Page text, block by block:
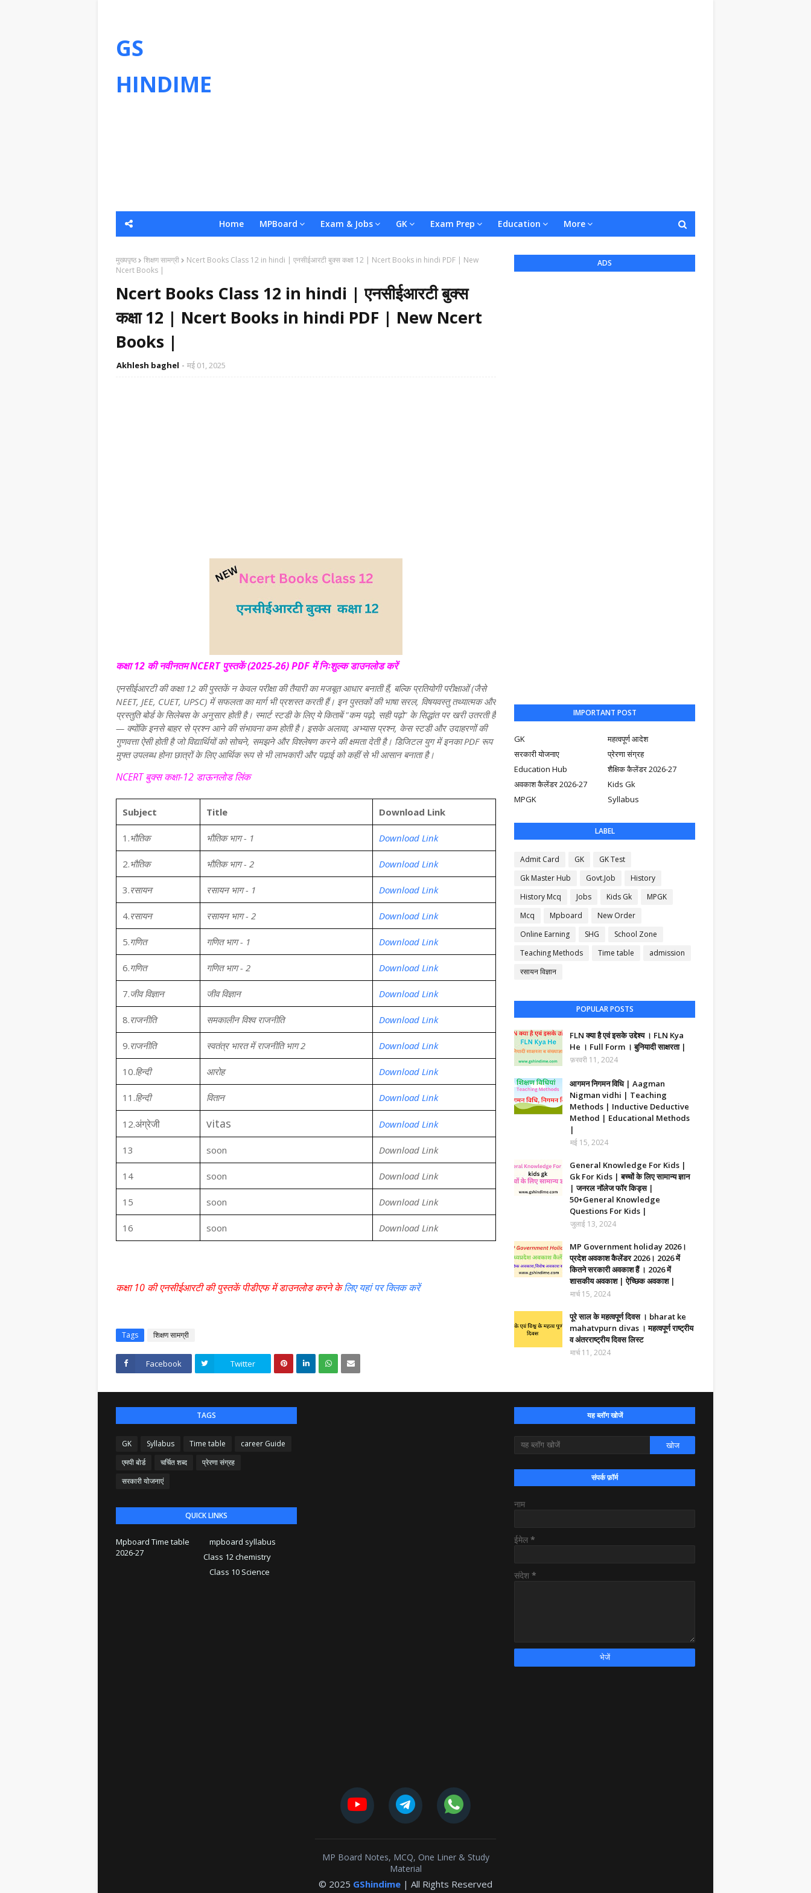
GS
HINDIME
Home MPBoard Exam & Jobs GK Exam Prep Education More
मुख्यपृष्ठ शिक्षण सामग्री
Ncert Books Class 12 in hindi | एनसीईआरटी बुक्स कक्षा 12 | Ncert Books in hindi PDF | New
Ncert Books |
Ncert Books Class 12 in hindi | एनसीईआरटी बुक्स
कक्षा 12 | Ncert Books in hindi PDF | New Ncert
Books |
Akhlesh baghel मई 01, 2025
कक्षा 12 की नवीनतम NCERT पुस्तकें (2025-26) PDF में निःशुल्क डाउनलोड करें
एनसीईआरटी की कक्षा 12 की पुस्तकें न केवल परीक्षा की तैयारी का मजबूत आधार बनाती हैं, बल्कि प्रतियोगी परीक्षाओं (जैसे
NEET, JEE, CUET, UPSC) में सफलता का मार्ग भी प्रशस्त करती हैं। इन पुस्तकों की भाषा सरल, विषयवस्तु तथ्यात्मक और
प्रस्तुति बोर्ड के सिलेबस के अनुसार होती है। स्मार्ट स्टडी के लिए ये किताबें "कम पढ़ो, सही पढ़ो" के सिद्धांत पर खरी उतरती हैं
— क्योंकि इनसे बाहर से प्रश्न आने की संभावना कम होती है। इसके अलावा, अभ्यास प्रश्न, केस स्टडी और उदाहरणों की
गुणवत्ता ऐसी होती है जो विद्यार्थियों को सोचने, समझने और विश्लेषण करने की क्षमता देती है। डिजिटल युग में इनका PDF रूप
मुफ्त उपलब्ध होना छात्रों के लिए आर्थिक रूप से भी लाभकारी और पढ़ाई को कहीं से भी आसान बनाता है।
NCERT बुक्स कक्षा-12 डाऊनलोड लिंक
Subject Title Download Link
1.भौतिक भौतिक भाग - 1 Download Link
2.भौतिक भौतिक भाग - 2 Download Link
3.रसायन रसायन भाग - 1 Download Link
4.रसायन रसायन भाग - 2 Download Link
5.गणित गणित भाग - 1 Download Link
6.गणित गणित भाग - 2 Download Link
7.जीव विज्ञान जीव विज्ञान Download Link
8.राजनीति समकालीन विश्व राजनीति Download Link
9.राजनीति स्वतंत्र भारत में राजनीति भाग 2 Download Link
10.हिन्दी आरोह Download Link
11.हिन्दी वितान Download Link
12.अंग्रेजी vitas Download Link
13 soon Download Link
14 soon Download Link
15 soon Download Link
16 soon Download Link
कक्षा 10 की एनसीईआरटी की पुस्तकें पीडीएफ में डाउनलोड करने के लिए यहां पर क्लिक करें
Tags शिक्षण सामग्री
Facebook Twitter
ADS
IMPORTANT POST
GK
महत्वपूर्ण आदेश
सरकारी योजनाए
प्रेरणा संग्रह
Education Hub
शैक्षिक कैलेंडर 2026-27
अवकाश कैलेंडर 2026-27
Kids Gk
MPGK
Syllabus
LABEL
Admit Card GK
GK Test
Gk Master Hub
Govt.Job
History
History Mcq
Jobs Kids Gk
MPGK
Mcq
Mpboard
New Order
Online Earning
SHG
School Zone
Teaching Methods
Time table
admission
रसायन विज्ञान
POPULAR POSTS
FLN क्या है एवं इसके उद्देश्य । FLN Kya
He । Full Form । बुनियादी साक्षरता |
फ़रवरी 11, 2024
आगमन निगमन विधि | Aagman
Nigman vidhi | Teaching
Methods | Inductive Deductive
Method | Educational Methods
|
मई 15, 2024
General Knowledge For Kids |
Gk For Kids | बच्चों के लिए सामान्य ज्ञान
| जनरल नॉलेज फॉर किड्स |
50+General Knowledge
Questions For Kids |
जुलाई 13, 2024
MP Government holiday 2026।
प्रदेश अवकाश कैलेंडर 2026। 2026 में
कितने सरकारी अवकाश हैं । 2026 में
शासकीय अवकाश | ऐच्छिक अवकाश |
मार्च 15, 2024
पूरे साल के महत्वपूर्ण दिवस । bharat ke
mahatvpurn divas । महत्वपूर्ण राष्ट्रीय
व अंतरराष्ट्रीय दिवस लिस्ट
मार्च 11, 2024
TAGS
GK Syllabus Time table
career Guide
एमपी बोर्ड
चर्चित शब्द
प्रेरणा संग्रह
सरकारी योजनाएं
QUICK LINKS
Mpboard Time table
2026-27
mpboard syllabus
Class 12 chemistry
Class 10 Science
MP Board Notes, MCQ, One Liner & Study
Material
© 2025 GShindime | All Rights Reserved
यह ब्लॉग खोजें
संपर्क फ़ॉर्म
नाम
ईमेल *
संदेश *